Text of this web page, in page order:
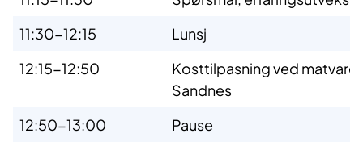
11:30-12:15
Lunsj
12:15-12:50
Kosttilpasning ved
Sandnes
12:50-13:00
Pause